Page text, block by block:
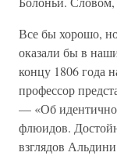
Все бы хорошо,
оказали бы в
концу 1806 года
профессор
— «Об
флюидов.
взглядов